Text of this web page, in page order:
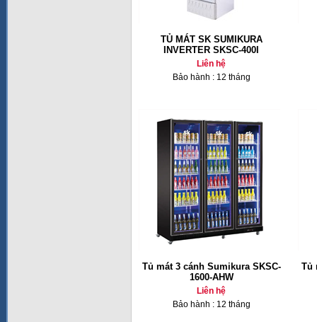
TỦ MÁT SK SUMIKURA
INVERTER SKSC-400I
Liên hệ
Bảo hành : 12 tháng
Tủ mát 3 cánh Sumikura SKSC-
1600-AHW
Liên hệ
Bảo hành : 12 tháng
Tủ